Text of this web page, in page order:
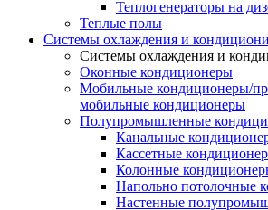
Теплогенераторы на
Теплые полы
Системы охлаждения и
Системы охлаждения и
Оконные кондиционеры
Мобильные кондиционеры/
мобильные кондиционеры
Полупромышленные
Канальные
Кассетные
Колонные
Напольно потолочные
Настенные